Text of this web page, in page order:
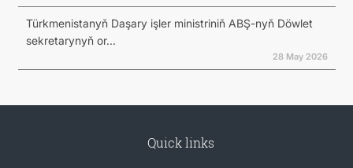
Türkmenistanyň Daşary işler ministriniň ABŞ-nyň Döwlet
sekretarynyň or...
28 May 2026
Quick links